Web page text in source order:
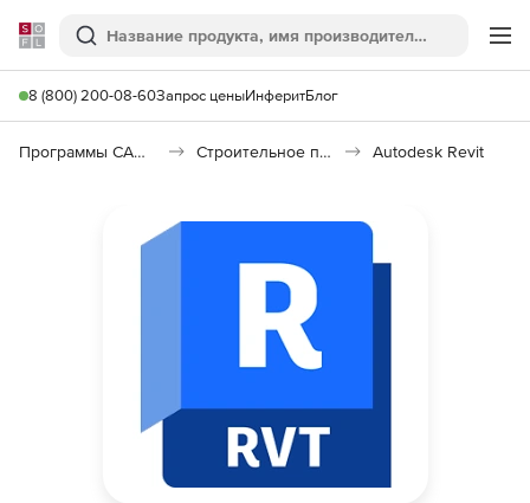
Softline
Поиск
8 (800) 200-08-60Запрос ценыИнферитБлог
Программы САПР и ГИС Строительное программное обеспечение Autodesk Revit